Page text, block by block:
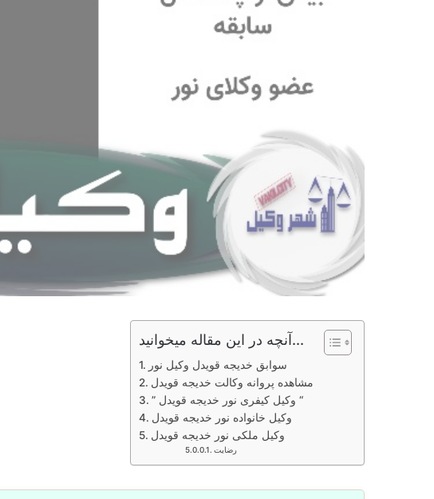
آنچه در این مقاله میخوانید...
سوابق خدیجه قویدل وکیل نور
مشاهده پروانه وکالت خدیجه قویدل
” وکیل کیفری نور خدیجه قویدل “
وکیل خانواده نور خدیجه قویدل
وکیل ملکی نور خدیجه قویدل
رضایت